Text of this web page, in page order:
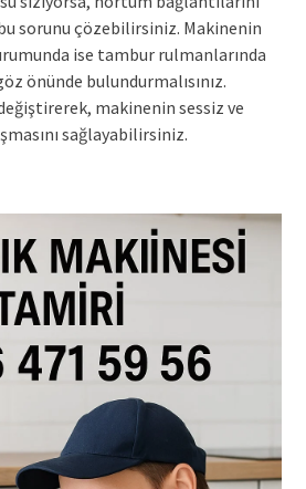
sorunu çözebilirsiniz. Makinenin
ise tambur rulmanlarında
önünde bulundurmalısınız.
makinenin sessiz ve
sağlayabilirsiniz.